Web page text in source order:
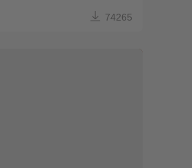
 74265